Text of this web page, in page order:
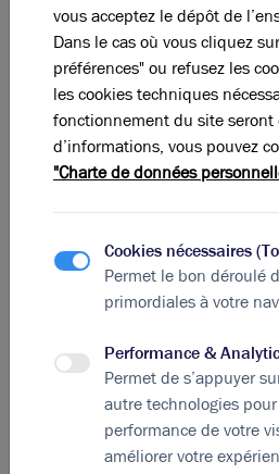
B C D E F
Indice d'émission de gaz à effet
Diagnostic GES en cours
La perle rare pour votre
Ces offres peuvent
vous acceptez le dépôt de
Dans le cas où vous cliquez
préférences" ou refusez les
les cookies techniques
fonctionnement du site seront
d’informations, vous pouvez
"Charte de données
Cookies nécessaires
Permet le bon déroulé
primordiales à votre
Performance &
Permet de s’appuyer
autre technologies
performance de votre
améliorer votre